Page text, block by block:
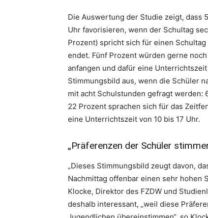
Die Auswertung der Studie zeigt, dass
Uhr favorisieren, wenn der Schultag
Prozent) spricht sich für einen
endet. Fünf Prozent würden gerne
anfangen und dafür eine
Stimmungsbild aus, wenn die Schüler
mit acht Schulstunden gefragt werden:
22 Prozent sprachen sich für das
eine Unterrichtszeit von 10 bis 17 Uhr.
„Präferenzen der Schüler
„Dieses Stimmungsbild zeugt davon,
Nachmittag offenbar einen sehr hohen
Klocke, Direktor des FZDW und
deshalb interessant, „weil diese